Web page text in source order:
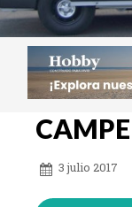
3 julio 2017